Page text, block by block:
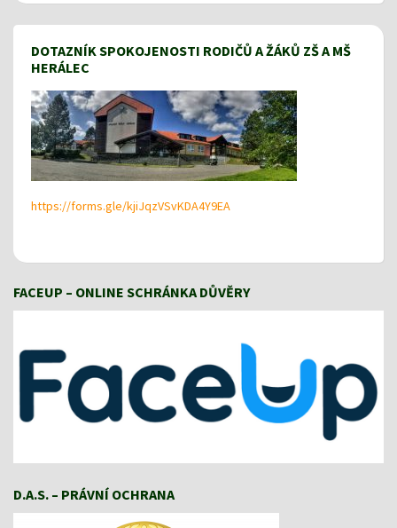
DOTAZNÍK SPOKOJENOSTI RODIČŮ A ŽÁKŮ ZŠ A MŠ
HERÁLEC
https://forms.gle/kjiJqzVSvKDA4Y9EA
FACEUP – ONLINE SCHRÁNKA DŮVĚRY
D.A.S. – PRÁVNÍ OCHRANA